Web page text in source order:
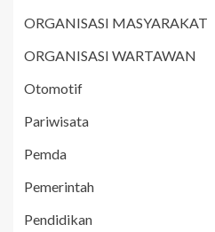
ORGANISASI MASYARAKAT
ORGANISASI WARTAWAN
Otomotif
Pariwisata
Pemda
Pemerintah
Pendidikan